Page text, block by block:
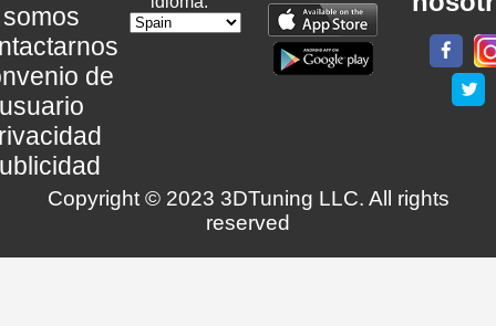
somos
de
Copyright © 2023 3DTuning LLC. All rights
reserved